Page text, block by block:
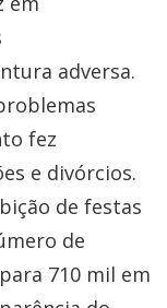
adversa.
fez
e divórcios.
de festas
de
710 mil em